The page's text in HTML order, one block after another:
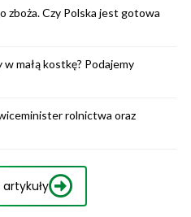
zboża. Czy Polska jest gotowa
małą kostkę? Podajemy
rolnictwa oraz
artykuły